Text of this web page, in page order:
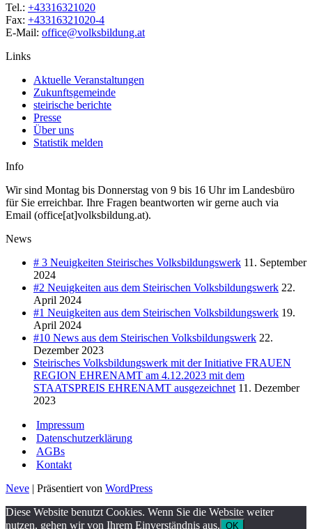
Tel.: +43316321020
Fax: +43316321020-4
E-Mail: office@volksbildung.at
Links
Aktuelle Veranstaltungen
Zukunftsgemeinde
steirische berichte
Presse
Über uns
Statistik melden
Info
Wir sind Montag bis Donnerstag von 9 bis 16 Uhr im Landesbüro
für Sie erreichbar. Ihre Fragen beantworten wir gerne auch via
Email (office[at]volksbildung.at).
News
# 3 Neuigkeiten Steirisches Volksbildungswerk 11. September
2024
#2 Neuigkeiten aus dem Steirischen Volksbildungswerk 22.
April 2024
#1 Neuigkeiten aus dem Steirischen Volksbildungswerk 19.
April 2024
#10 News aus dem Steirischen Volksbildungswerk 22.
Dezember 2023
Steirisches Volksbildungswerk mit der Initiative FRAUEN
REGION EHRENAMT am 4.12.2023 mit dem
STAATSPREIS EHRENAMT ausgezeichnet 11. Dezember
2023
Impressum
Datenschutzerklärung
AGBs
Kontakt
Neve | Präsentiert von WordPress
Diese Website benutzt Cookies. Wenn Sie die Website weiter
nutzen, gehen wir von Ihrem Einverständnis aus. OK